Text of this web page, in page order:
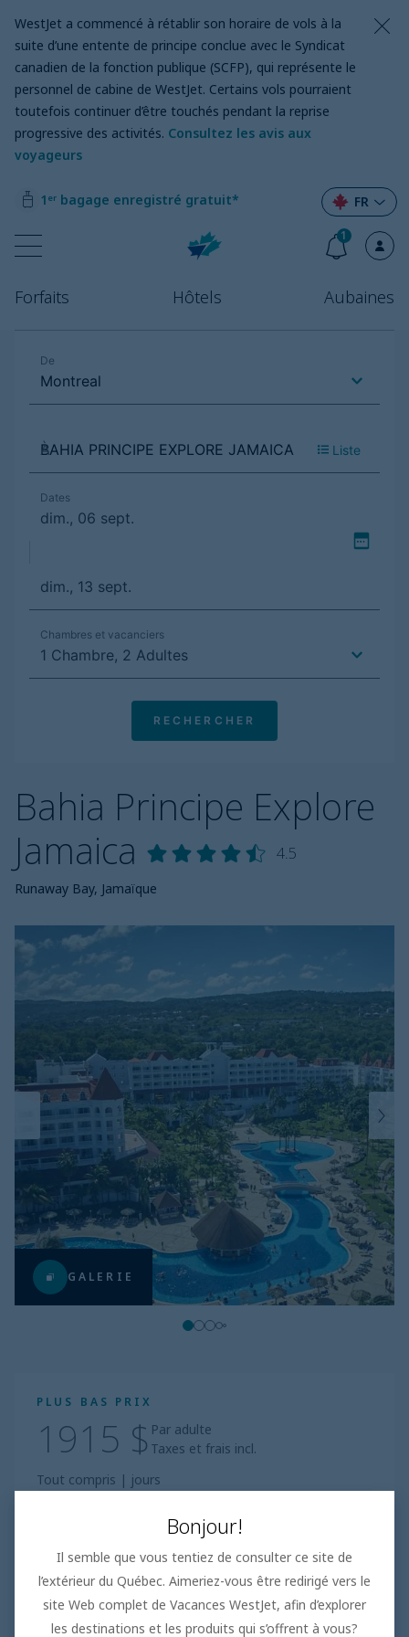
WestJet a commencé à rétablir son horaire de vols à la
suite d’une entente de principe conclue avec le Syndicat
canadien de la fonction publique (SCFP), qui représente le
personnel de cabine de WestJet. Certains vols pourraient
toutefois continuer d’être touchés pendant la reprise
progressive des activités. Consultez les avis aux
voyageurs
1ᵉʳ bagage enregistré gratuit*
Forfaits Hôtels Aubaines
FR
1
Bahia Principe Explore
Jamaica
4.5
Runaway Bay, Jamaïque
GALERIE
PLUS BAS PRIX
1915 $ Par adulte
Taxes et frais incl.
Tout compris | jours
Bonjour!
Il semble que vous tentiez de consulter ce site de
l’extérieur du Québec. Aimeriez-vous être redirigé vers le
site Web complet de Vacances WestJet, afin d’explorer
les destinations et les produits qui s’offrent à vous?